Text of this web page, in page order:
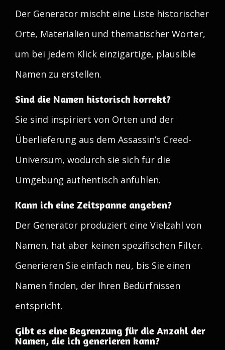
Der Generator mischt eine Liste historischer
Orte, Materialien und thematischer Wörter,
um bei jedem Klick einzigartige, plausible
Namen zu erstellen.
Sind die Namen historisch korrekt?
Sie sind inspiriert von Orten und der
Überlieferung aus dem Assassin’s Creed-
Universum, wodurch sie sich für die
Umgebung authentisch anfühlen.
Kann ich eine Zeitspanne angeben?
Der Generator produziert eine Vielzahl von
Namen, hat aber keinen spezifischen Filter.
Generieren Sie einfach neu, bis Sie einen
Namen finden, der Ihren Bedürfnissen
entspricht.
Gibt es eine Begrenzung für die Anzahl der
Namen, die ich generieren kann?